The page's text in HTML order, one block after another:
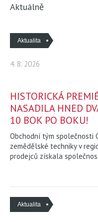
Aktuálně
Aktualita
4. 8. 2026
HISTORICKÁ
NASADILA HNED
10 BOK PO BOKU!
Obchodní tým společnosti
zemědělské techniky v
prodejců získala
Aktualita